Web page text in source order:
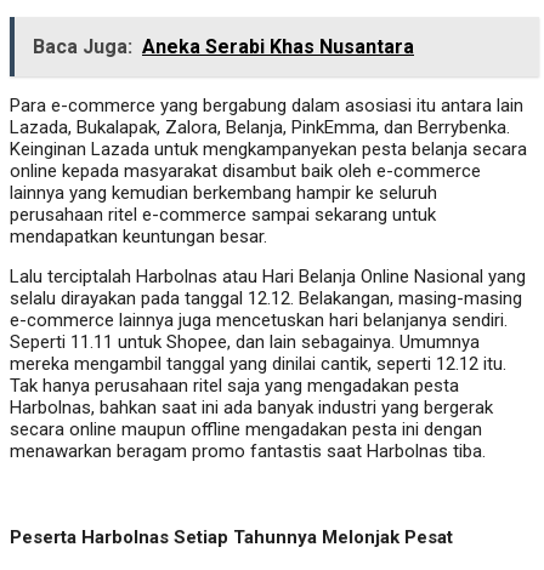
Baca Juga: Aneka Serabi Khas Nusantara
Para e-commerce yang bergabung dalam asosiasi itu antara lain
Lazada, Bukalapak, Zalora, Belanja, PinkEmma, dan Berrybenka.
Keinginan Lazada untuk mengkampanyekan pesta belanja secara
online kepada masyarakat disambut baik oleh e-commerce
lainnya yang kemudian berkembang hampir ke seluruh
perusahaan ritel e-commerce sampai sekarang untuk
mendapatkan keuntungan besar.
Lalu terciptalah Harbolnas atau Hari Belanja Online Nasional yang
selalu dirayakan pada tanggal 12.12. Belakangan, masing-masing
e-commerce lainnya juga mencetuskan hari belanjanya sendiri.
Seperti 11.11 untuk Shopee, dan lain sebagainya. Umumnya
mereka mengambil tanggal yang dinilai cantik, seperti 12.12 itu.
Tak hanya perusahaan ritel saja yang mengadakan pesta
Harbolnas, bahkan saat ini ada banyak industri yang bergerak
secara online maupun offline mengadakan pesta ini dengan
menawarkan beragam promo fantastis saat Harbolnas tiba.
Peserta Harbolnas Setiap Tahunnya Melonjak Pesat